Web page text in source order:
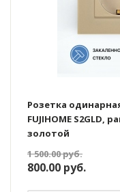
Розетка
FUJIHOME S2GLD,
золотой
1 500.00руб.
800.00 руб.